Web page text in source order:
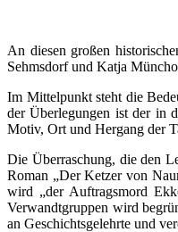
An diesen großen
Sehmsdorf und Katja
Im Mittelpunkt steht die
der Überlegungen ist der in
Motiv, Ort und Hergang der
Die Überraschung, die den
Roman „Der Ketzer von
wird „der Auftragsmord
Verwandtgruppen wird
an Geschichtsgelehrte und